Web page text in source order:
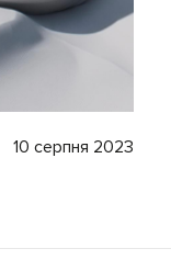
10 серпня 2023